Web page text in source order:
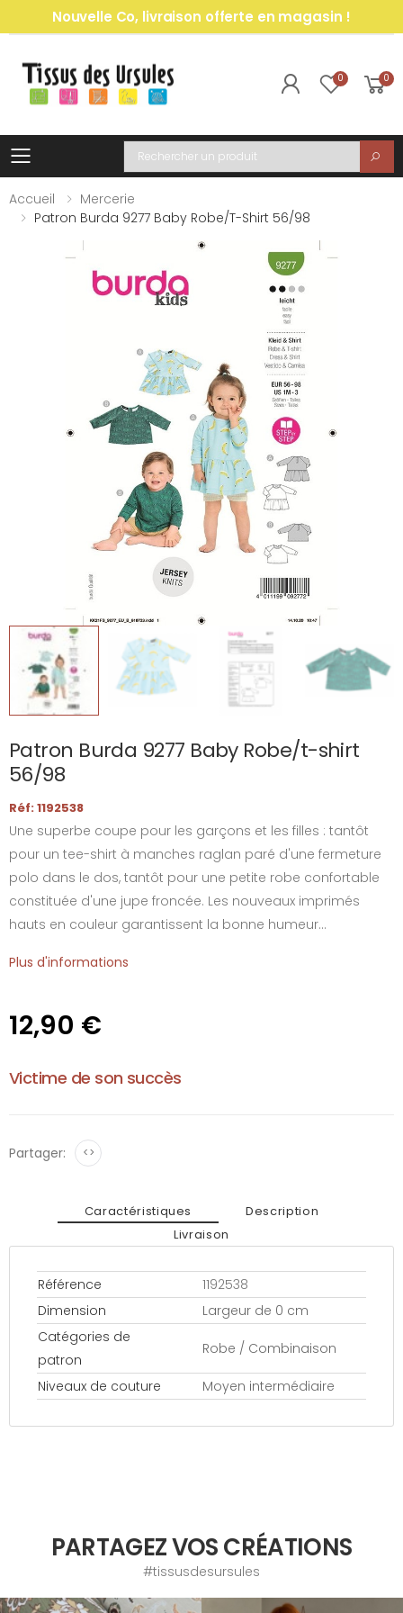
Nouvelle Co, livraison offerte en magasin !
0 0
Toggle mobile menu
Recherche
Accueil
Mercerie
Patron Burda 9277 Baby Robe/t-Shirt 56/98
Patron Burda 9277 Baby Robe/t-shirt
56/98
Réf: 1192538
Une superbe coupe pour les garçons et les filles : tantôt
pour un tee-shirt à manches raglan paré d'une fermeture
polo dans le dos, tantôt pour une petite robe confortable
constituée d'une jupe froncée. Les nouveaux imprimés
hauts en couleur garantissent la bonne humeur...
Plus d'informations
12,90 €
Victime de son succès
Partager: <>
Caractéristiques
Description
Livraison
Référence
1192538
Dimension
Largeur de 0 cm
Catégories de
patron
Robe / Combinaison
Niveaux de couture Moyen intermédiaire
PARTAGEZ VOS CRÉATIONS
#tissusdesursules